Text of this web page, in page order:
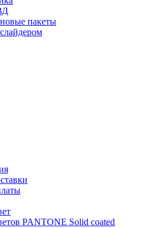
пакеты
PANTONE Solid coated